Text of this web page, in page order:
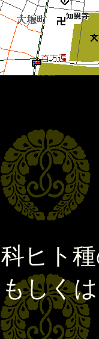
ヒト
しく